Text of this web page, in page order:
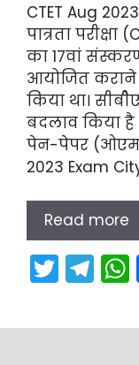
CTET Aug
पात्रता
का 17वां
आयोजित
किया था।
बदलाव किया है
पेन-पेपर
2023 Exam
Read more
T
w
itt
T
el
e